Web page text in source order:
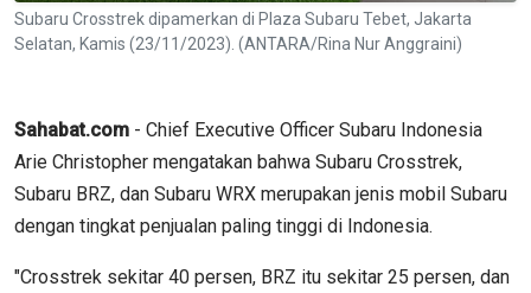
Subaru Crosstrek dipamerkan di Plaza Subaru Tebet, Jakarta
Selatan, Kamis (23/11/2023). (ANTARA/Rina Nur Anggraini)
Sahabat.com - Chief Executive Officer Subaru Indonesia
Arie Christopher mengatakan bahwa Subaru Crosstrek,
Subaru BRZ, dan Subaru WRX merupakan jenis mobil Subaru
dengan tingkat penjualan paling tinggi di Indonesia.
"Crosstrek sekitar 40 persen, BRZ itu sekitar 25 persen, dan